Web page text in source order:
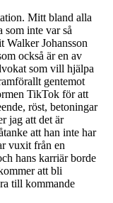
Mitt bland alla
som inte var så
Walker Johansson
också är en av
som vill hjälpa
gentemot
TikTok för att
röst, betoningar
jag att det är
att han inte har
vuxit från en
hans karriär borde
att bli
till kommande